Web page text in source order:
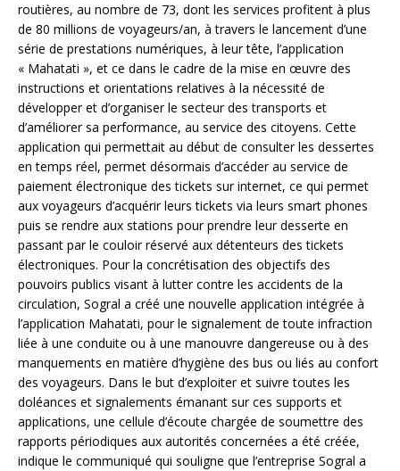
routières, au nombre de 73, dont les services profitent à plus
de 80 millions de voyageurs/an, à travers le lancement d’une
série de prestations numériques, à leur tête, l’application
« Mahatati », et ce dans le cadre de la mise en œuvre des
instructions et orientations relatives à la nécessité de
développer et d’organiser le secteur des transports et
d’améliorer sa performance, au service des citoyens. Cette
application qui permettait au début de consulter les dessertes
en temps réel, permet désormais d’accéder au service de
paiement électronique des tickets sur internet, ce qui permet
aux voyageurs d’acquérir leurs tickets via leurs smart phones
puis se rendre aux stations pour prendre leur desserte en
passant par le couloir réservé aux détenteurs des tickets
électroniques. Pour la concrétisation des objectifs des
pouvoirs publics visant à lutter contre les accidents de la
circulation, Sogral a créé une nouvelle application intégrée à
l’application Mahatati, pour le signalement de toute infraction
liée à une conduite ou à une manouvre dangereuse ou à des
manquements en matière d’hygiène des bus ou liés au confort
des voyageurs. Dans le but d’exploiter et suivre toutes les
doléances et signalements émanant sur ces supports et
applications, une cellule d’écoute chargée de soumettre des
rapports périodiques aux autorités concernées a été créée,
indique le communiqué qui souligne que l’entreprise Sogral a